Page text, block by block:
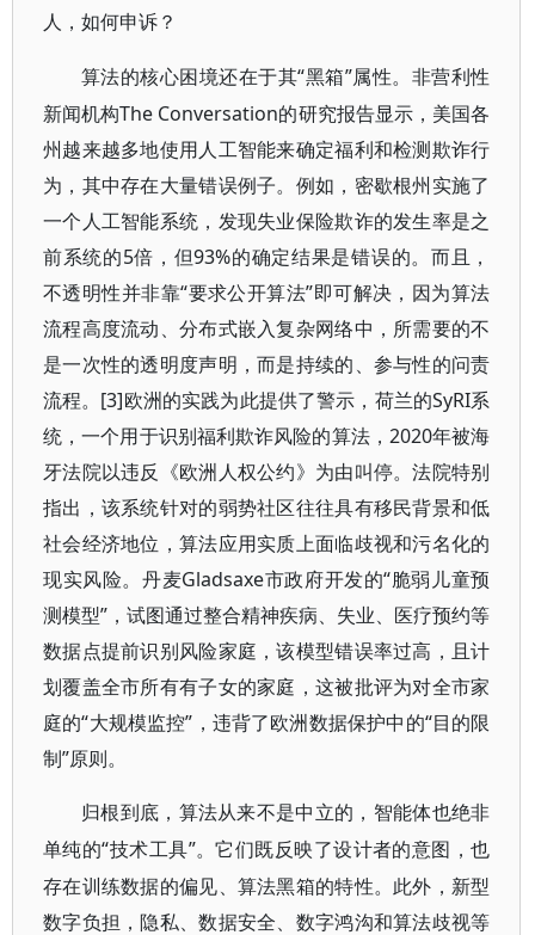
人，如何申诉？
算法的核心困境还在于其“黑箱”属性。非营利性
新闻机构The Conversation的研究报告显示，美国各
州越来越多地使用人工智能来确定福利和检测欺诈行
为，其中存在大量错误例子。例如，密歇根州实施了
一个人工智能系统，发现失业保险欺诈的发生率是之
前系统的5倍，但93%的确定结果是错误的。而且，
不透明性并非靠“要求公开算法”即可解决，因为算法
流程高度流动、分布式嵌入复杂网络中，所需要的不
是一次性的透明度声明，而是持续的、参与性的问责
流程。[3]欧洲的实践为此提供了警示，荷兰的SyRI系
统，一个用于识别福利欺诈风险的算法，2020年被海
牙法院以违反《欧洲人权公约》为由叫停。法院特别
指出，该系统针对的弱势社区往往具有移民背景和低
社会经济地位，算法应用实质上面临歧视和污名化的
现实风险。丹麦Gladsaxe市政府开发的“脆弱儿童预
测模型”，试图通过整合精神疾病、失业、医疗预约等
数据点提前识别风险家庭，该模型错误率过高，且计
划覆盖全市所有有子女的家庭，这被批评为对全市家
庭的“大规模监控”，违背了欧洲数据保护中的“目的限
制”原则。
归根到底，算法从来不是中立的，智能体也绝非
单纯的“技术工具”。它们既反映了设计者的意图，也
存在训练数据的偏见、算法黑箱的特性。此外，新型
数字负担，隐私、数据安全、数字鸿沟和算法歧视等